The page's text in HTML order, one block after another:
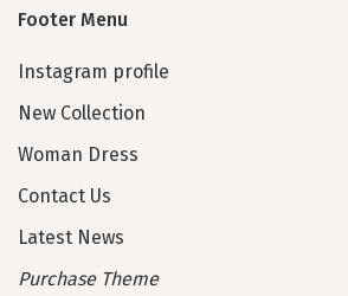
Footer Menu
Instagram profile
New Collection
Woman Dress
Contact Us
Latest News
Purchase Theme